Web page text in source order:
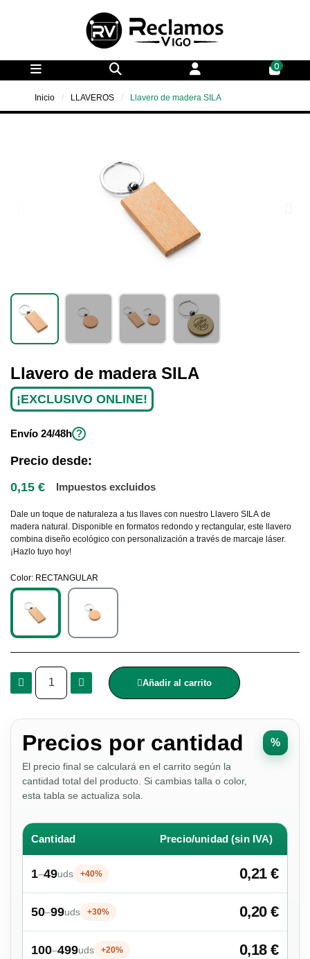
0
Inicio LLAVEROS Llavero de madera SILA
Llavero de madera SILA
¡EXCLUSIVO ONLINE!
Envío 24/48h ?
Precio desde:
0,15 €
Impuestos excluidos
Dale un toque de naturaleza a tus llaves con nuestro Llavero SILA de
madera natural. Disponible en formatos redondo y rectangular, este llavero
combina diseño ecológico con personalización a través de marcaje láser.
¡Hazlo tuyo hoy!
Color RECTANGULAR
Añadir al carrito
Precios por cantidad
El precio final se calculará en el carrito según la
cantidad total del producto. Si cambias talla o color,
esta tabla se actualiza sola.
%
Cantidad Precio/unidad (sin IVA)
1–49uds +40% 0,21 €
50–99uds +30% 0,20 €
100–499uds +20% 0,18 €